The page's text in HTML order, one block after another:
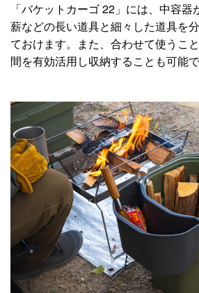
「バケットカーゴ 22」には、中容器
薪などの長い道具と細々した道具を
ておけます。また、合わせて使うこ
間を有効活用し収納することも可能で